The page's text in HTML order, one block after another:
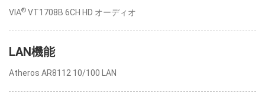
VIA® VT1708B 6CH HD オーディオ
LAN機能
Atheros AR8112 10/100 LAN